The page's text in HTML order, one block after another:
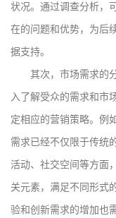
状况。通过调查分析，
在的问题和优势，为后
据支持。
其次，市场需求的
入了解受众的需求和市
定相应的营销策略。例
需求已经不仅限于传统
活动、社交空间等方面
关元素，满足不同形式
验和创新需求的增加也